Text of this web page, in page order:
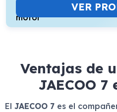
VER
Ventajas de
JAECOO
El JAECOO 7 es el